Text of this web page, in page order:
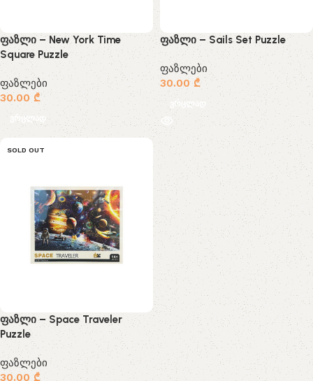
ფაზლი – New York Time
Square Puzzle
ფაზლები
30.00 ₾
ვრცლად
ფაზლი – Sails Set Puzzle
ფაზლები
30.00₾
ვრცლად
SOLD OUT
ფაზლი – Space Traveler
Puzzle
ფაზლები
30.00₾